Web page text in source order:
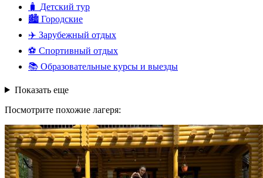
🧳 Детский тур
🏙️ Городские
✈️ Зарубежный отдых
⚽ Спортивный отдых
📚 Образовательные курсы и выезды
Показать еще
Посмотрите похожие лагеря: